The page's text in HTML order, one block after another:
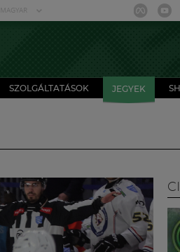
MAGYAR
SZOLGÁLTATÁSOK JEGYEK